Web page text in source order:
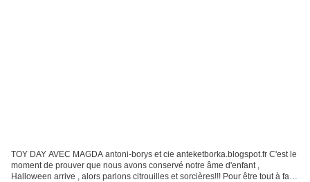
TOY DAY AVEC MAGDA antoni-borys et cie anteketborka.blogspot.fr C'est le
moment de prouver que nous avons conservé notre âme d'enfant ,
Halloween arrive , alors parlons citrouilles et sorcières!!! Pour être tout à fait